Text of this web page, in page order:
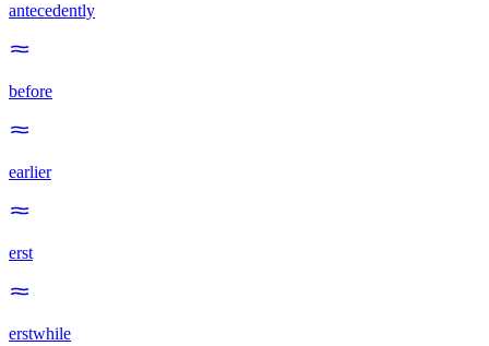
antecedently
before
earlier
erst
erstwhile